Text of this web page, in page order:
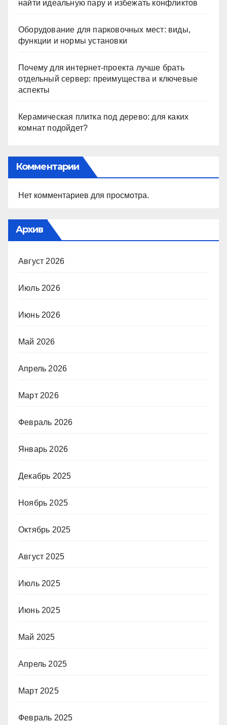
найти идеальную пару и избежать конфликтов
Оборудование для парковочных мест: виды,
функции и нормы установки
Почему для интернет-проекта лучше брать
отдельный сервер: преимущества и ключевые
аспекты
Керамическая плитка под дерево: для каких
комнат подойдет?
Комментарии
Нет комментариев для просмотра.
Архив
Август 2026
Июль 2026
Июнь 2026
Май 2026
Апрель 2026
Март 2026
Февраль 2026
Январь 2026
Декабрь 2025
Ноябрь 2025
Октябрь 2025
Август 2025
Июль 2025
Июнь 2025
Май 2025
Апрель 2025
Март 2025
Февраль 2025